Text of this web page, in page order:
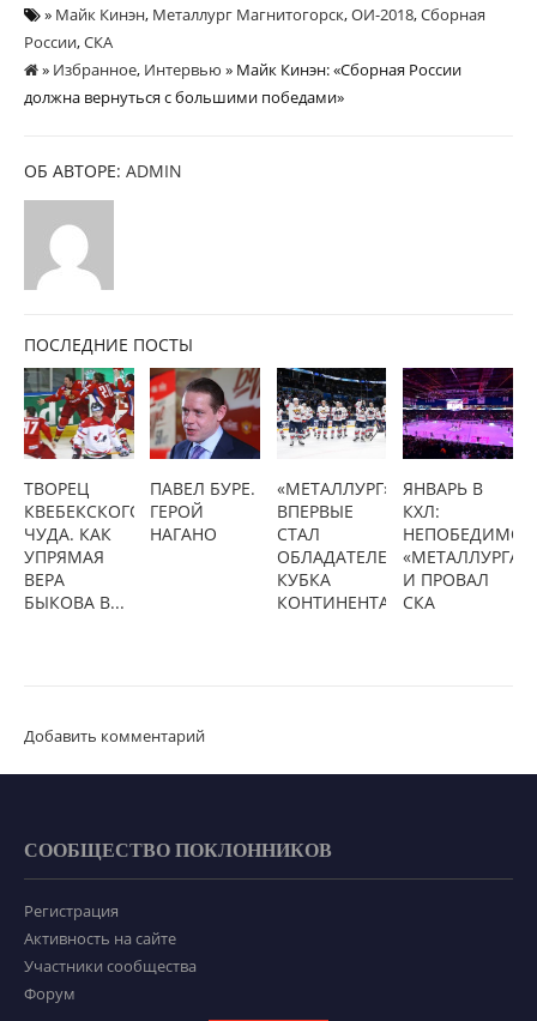
» Майк Кинэн, Металлург Магнитогорск,ОИ-2018,Сборная
России,СКА
» Избранное, Интервью » Майк Кинэн: «Сборная России
должна вернуться с большими победами»
ОБ АВТОРЕ: ADMIN
ПОСЛЕДНИЕ ПОСТЫ
ТВОРЕЦ
КВЕБЕКСКОГО
ЧУДА. КАК
УПРЯМАЯ
ВЕРА
БЫКОВА В...
ПАВЕЛ БУРЕ.
ГЕРОЙ
НАГАНО
«МЕТАЛЛУРГ»
ВПЕРВЫЕ
СТАЛ
ОБЛАДАТЕЛЕМ
КУБКА
КОНТИНЕНТА
ЯНВАРЬ В
КХЛ:
«МЕТАЛЛУРГА»
И ПРОВАЛ
СКА
Добавить комментарий
СООБЩЕСТВО ПОКЛОННИКОВ
Регистрация
Активность на сайте
Участники сообщества
Форум